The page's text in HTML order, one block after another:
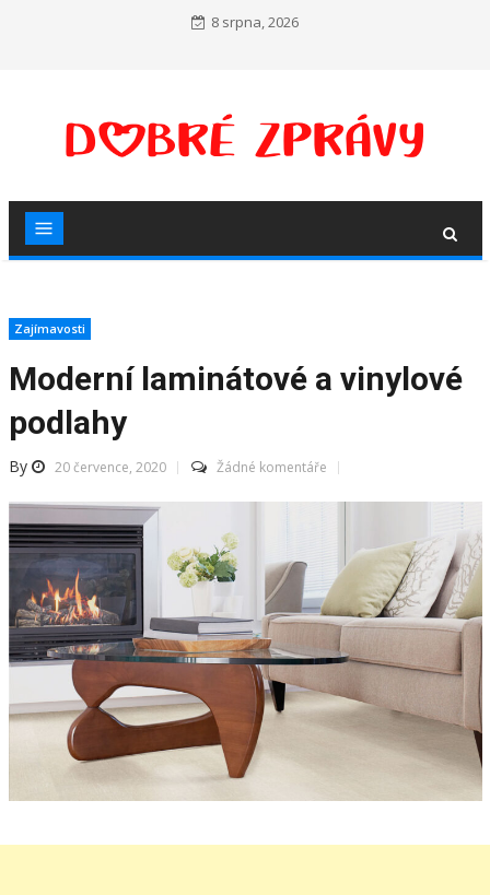
8 srpna, 2026
Zajímavosti
Moderní laminátové a vinylové
podlahy
By 20 července, 2020 Žádné komentáře